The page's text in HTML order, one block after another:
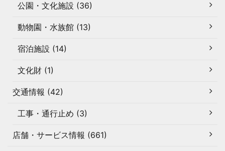
公園・文化施設 (36)
動物園・水族館 (13)
宿泊施設 (14)
文化財 (1)
交通情報 (42)
工事・通行止め (3)
店舗・サービス情報 (661)